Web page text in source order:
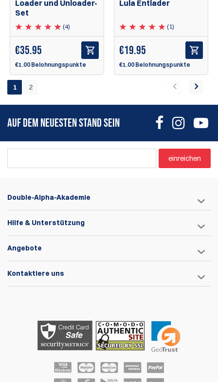
Loader und Unloader-
Set
(4)
€35.95
€1.00 Belohnungspunkte
Lula Entlader
(1)
€19.95
€1.00 Belohnungspunkte
1 2
AUF DEM NEUESTEN STAND SEIN
einreichen
Double-Alpha-Akademie
Hilfe & Unterstützung
Angebote
Kontaktiere uns